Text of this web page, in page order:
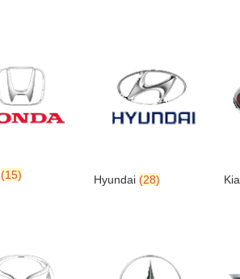
(15) Hyundai (28) Kia